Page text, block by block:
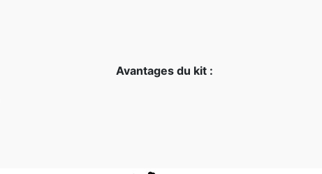
Avantages du kit :